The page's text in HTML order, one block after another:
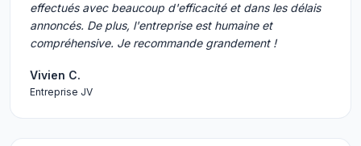
effectués avec beaucoup d'efficacité et dans les délais
annoncés. De plus, l'entreprise est humaine et
compréhensive. Je recommande grandement !
Vivien C.
Entreprise JV